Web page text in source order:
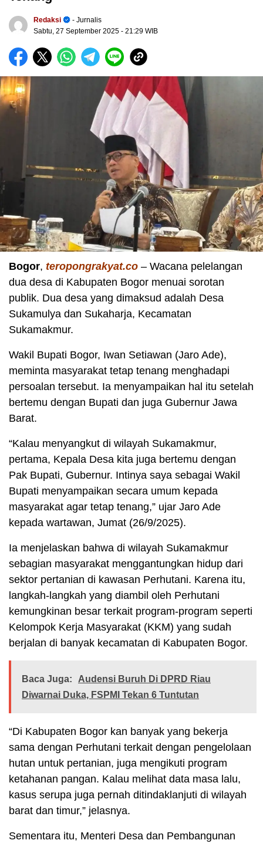
Redaksi
- Jurnalis
Sabtu, 27 September 2025 - 21:29 WIB
Bogor, teropongrakyat.co – Wacana pelelangan
dua desa di Kabupaten Bogor menuai sorotan
publik. Dua desa yang dimaksud adalah Desa
Sukamulya dan Sukaharja, Kecamatan
Sukamakmur.
Wakil Bupati Bogor, Iwan Setiawan (Jaro Ade),
meminta masyarakat tetap tenang menghadapi
persoalan tersebut. Ia menyampaikan hal itu setelah
bertemu dengan Bupati dan juga Gubernur Jawa
Barat.
“Kalau menyangkut di wilayah Sukamakmur,
pertama, Kepala Desa kita juga bertemu dengan
Pak Bupati, Gubernur. Intinya saya sebagai Wakil
Bupati menyampaikan secara umum kepada
masyarakat agar tetap tenang,” ujar Jaro Ade
kepada wartawan, Jumat (26/9/2025).
Ia menjelaskan bahwa di wilayah Sukamakmur
sebagian masyarakat menggantungkan hidup dari
sektor pertanian di kawasan Perhutani. Karena itu,
langkah-langkah yang diambil oleh Perhutani
kemungkinan besar terkait program-program seperti
Kelompok Kerja Masyarakat (KKM) yang sudah
berjalan di banyak kecamatan di Kabupaten Bogor.
Baca Juga:
Audensi Buruh Di DPRD Riau
Diwarnai Duka, FSPMI Tekan 6 Tuntutan
“Di Kabupaten Bogor kan banyak yang bekerja
sama dengan Perhutani terkait dengan pengelolaan
hutan untuk pertanian, juga mengikuti program
ketahanan pangan. Kalau melihat data masa lalu,
kasus serupa juga pernah ditindaklanjuti di wilayah
barat dan timur,” jelasnya.
Sementara itu, Menteri Desa dan Pembangunan